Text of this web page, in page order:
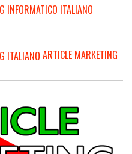
ARTICLE MARKETING